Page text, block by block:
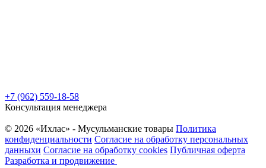
+7 (962) 559-18-58
Консультация менеджера
© 2026 «Ихлас» - Мусульманские товары Политика
конфиденциальности Согласие на обработку персональных
данныхи Согласие на обработку cookies Публичная оферта
Разработка и продвижение